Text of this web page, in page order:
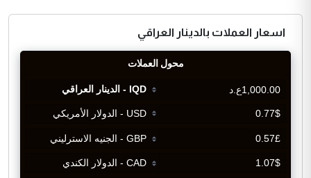
اسعار العملات بالدينار العراقي